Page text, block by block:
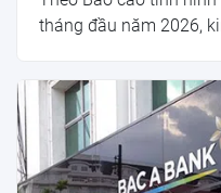
tháng đầu năm 2026,